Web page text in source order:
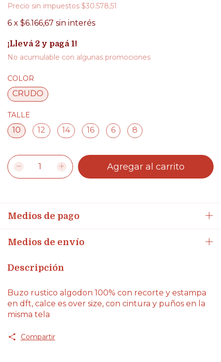
Precio sin impuestos $30.578,51
6 x $6.166,67 sin interés
¡Llevá 2 y pagá 1!
No acumulable con algunas promociones
COLOR
CRUDO
TALLE
10 12 14 16 6 8
Medios de pago
Medios de envío
Descripción
Buzo rustico algodon 100% con recorte y estampa
en dft, calce es over size, con cintura y puños en la
misma tela
Compartir